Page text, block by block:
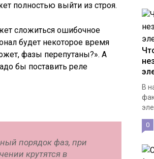
полностью выйти из строя.
сложиться ошибочное
будет некоторое время
фазы перепутаны?». А
бы поставить реле
порядок фаз, при
крутятся в
В
0